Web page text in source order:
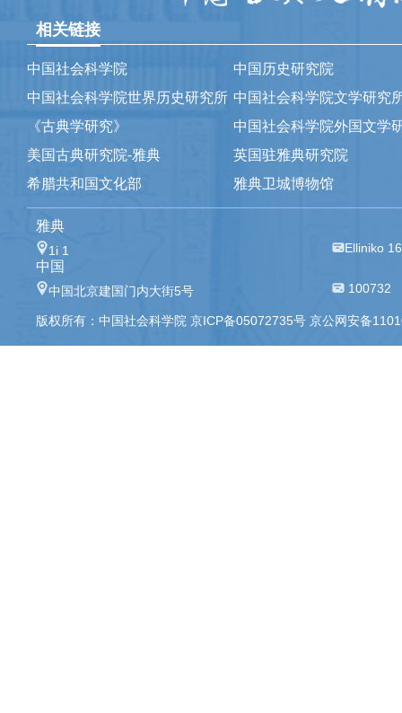
相关链接
中国社会科学院
中国历史研究院
中国社会科学院世界历史研究所 中国社会科学院文学研究
《古典学研究》
中国社会科学院外国文学
美国古典研究院-雅典
英国驻雅典研究院
希腊共和国文化部
雅典卫城博物馆
雅典
1i 1 Elliniko
中国
中国北京建国门内大街5号 100732
版权所有：中国社会科学院 京ICP备05072735号 京公网安备